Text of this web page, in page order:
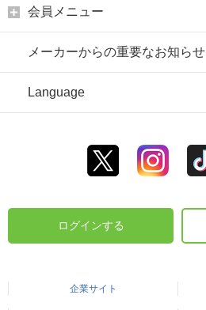
会員メニュー
メーカーからの重要なお知らせ
Language
ログインする
企業サイト